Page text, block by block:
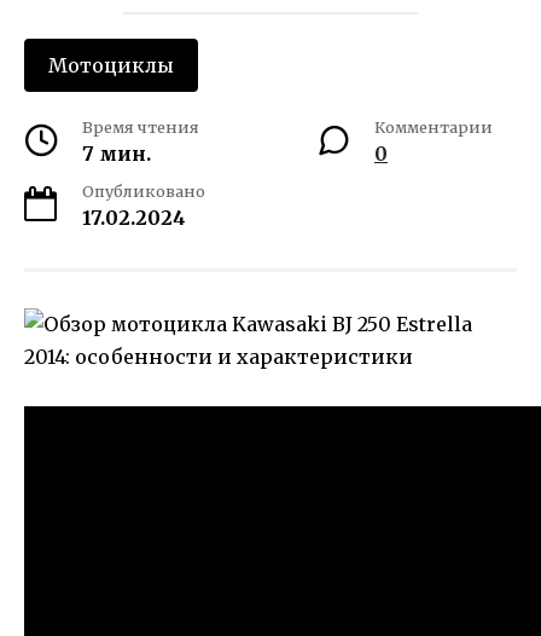
Мотоциклы
Время чтения
7 мин.
Комментарии
0
Опубликовано
17.02.2024